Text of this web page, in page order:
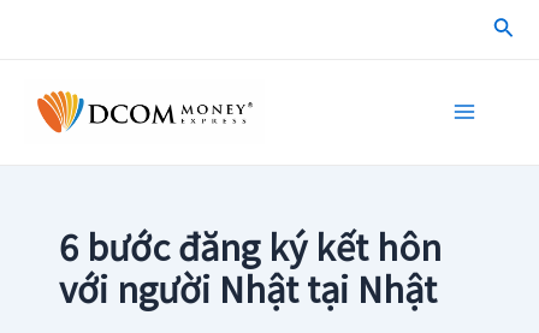
6 bước đăng ký kết hôn
với người Nhật tại Nhật